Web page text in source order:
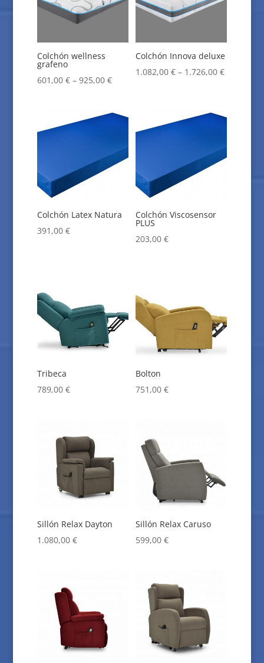
Colchón wellness
grafeno
601,00 €– 925,00 €
Colchón Innova deluxe
1.082,00€ – 1.726,00€
Colchón Latex Natura
391,00 €
Colchón Viscosensor
PLUS
203,00€
Tribeca
789,00 €
Bolton
751,00€
Sillón Relax Dayton
1.080,00 €
Sillón Relax Caruso
599,00€